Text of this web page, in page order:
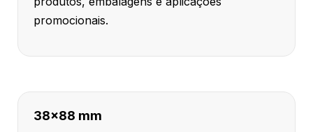
promocionais.
38x88 mm